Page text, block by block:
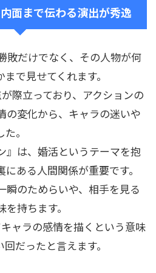
面まで伝わる演出が秀逸
敗だけでなく、その人物が何
で見せてくれます。
際立っており、アクションの
の変化から、キャラの迷いや
。
』は、婚活というテーマを抱
ある人間関係が重要です。
瞬のためらいや、相手を見る
持ちます。
ャラの感情を描くという意味
だったと言えます。